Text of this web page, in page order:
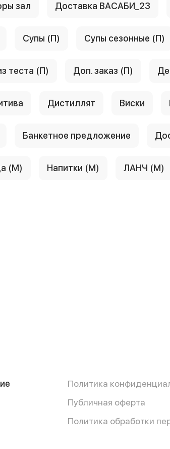
зал Доставка ВАСАБИ_23
Супы (П) Супы сезонные (П)
теста (П) Доп. заказ (П)
Дистиллят Виски
Банкетное предложение
(М) Напитки (М) ЛАНЧ (М)
Политика
Публичная оферта
Политика обработки